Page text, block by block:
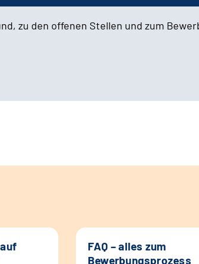
zu den offenen Stellen und zum
FAQ – alles zum
Bewerbungsprozess